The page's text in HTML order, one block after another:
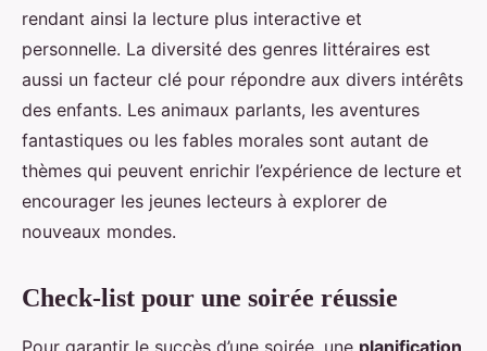
rendant ainsi la lecture plus interactive et
personnelle. La diversité des genres littéraires est
aussi un facteur clé pour répondre aux divers intérêts
des enfants. Les animaux parlants, les aventures
fantastiques ou les fables morales sont autant de
thèmes qui peuvent enrichir l’expérience de lecture et
encourager les jeunes lecteurs à explorer de
nouveaux mondes.
Check-list pour une soirée réussie
Pour garantir le succès d’une soirée, une planification